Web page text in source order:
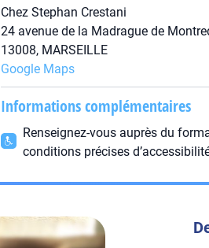
Chez Stephan Crestani
24 avenue de la Madrague de
13008, MARSEILLE
Google Maps
Informations complémentaires
Renseignez-vous auprès du
conditions précises